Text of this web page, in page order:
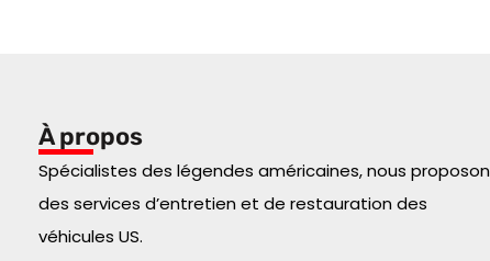
À propos
Spécialistes des légendes américaines, nous
des services d’entretien et de restauration des
véhicules US.